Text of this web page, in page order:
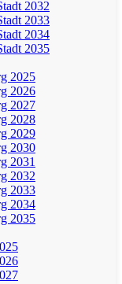
2032
2033
2034
2035
2025
2026
2027
2028
2029
2030
2031
2032
2033
2034
2035